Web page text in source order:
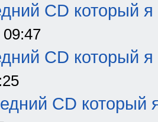
CD который я
CD который я
CD который